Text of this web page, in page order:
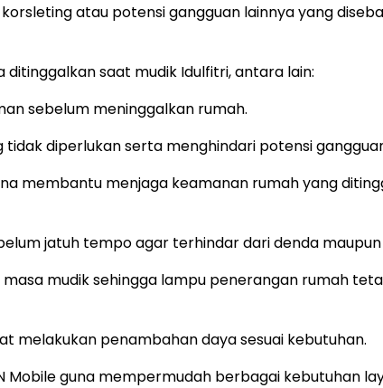
atau potensi gangguan lainnya yang
saat mudik Idulfitri, antara lain:
sebelum meninggalkan rumah.
diperlukan serta menghindari potensi
membantu menjaga keamanan rumah yang
jatuh tempo agar terhindar dari denda
mudik sehingga lampu penerangan rumah
melakukan penambahan daya sesuai kebutuhan.
Mobile guna mempermudah berbagai kebutuhan